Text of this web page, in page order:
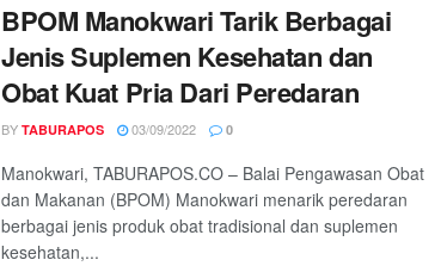
BPOM Manokwari Tarik Berbagai
Jenis Suplemen Kesehatan dan
Obat Kuat Pria Dari Peredaran
BY TABURAPOS 03/09/2022 0
Manokwari, TABURAPOS.CO – Balai Pengawasan Obat
dan Makanan (BPOM) Manokwari menarik peredaran
berbagai jenis produk obat tradisional dan suplemen
kesehatan,...